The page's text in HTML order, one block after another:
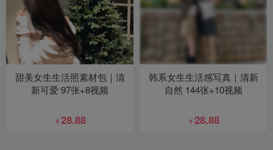
甜美女生生活照素材包｜清
新可爱 97张+8视频
￥28.88
韩系女生生活感写真｜清新
自然 144张+10视频
￥28.88